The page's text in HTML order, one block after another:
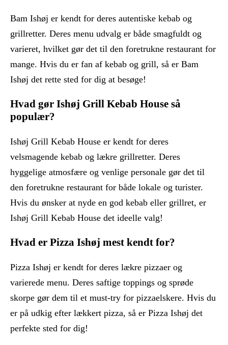
Bam Ishøj er kendt for deres autentiske kebab og
grillretter. Deres menu udvalg er både smagfuldt og
varieret, hvilket gør det til den foretrukne restaurant for
mange. Hvis du er fan af kebab og grill, så er Bam
Ishøj det rette sted for dig at besøge!
Hvad gør Ishøj Grill Kebab House så
populær?
Ishøj Grill Kebab House er kendt for deres
velsmagende kebab og lækre grillretter. Deres
hyggelige atmosfære og venlige personale gør det til
den foretrukne restaurant for både lokale og turister.
Hvis du ønsker at nyde en god kebab eller grillret, er
Ishøj Grill Kebab House det ideelle valg!
Hvad er Pizza Ishøj mest kendt for?
Pizza Ishøj er kendt for deres lækre pizzaer og
varierede menu. Deres saftige toppings og sprøde
skorpe gør dem til et must-try for pizzaelskere. Hvis du
er på udkig efter lækkert pizza, så er Pizza Ishøj det
perfekte sted for dig!